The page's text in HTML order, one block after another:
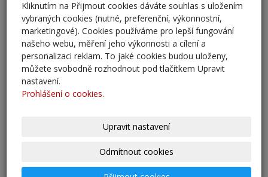
Adaptační kurzy
27. 8. 2025
Zahájení školního roku 2025/2026
27. 8. 2025
Výsledky - přestup do 6. očníku
Kliknutím na Přijmout cookies dáváte souhlas s uložením
vybraných cookies (nutné, preferenční, výkonnostní,
marketingové). Cookies používáme pro lepší fungování
našeho webu, měření jeho výkonnosti a cílení a
personalizaci reklam. To jaké cookies budou uloženy,
můžete svobodně rozhodnout pod tlačítkem Upravit
nastavení.
Prohlášení o cookies.
Upravit nastavení
Odmítnout cookies